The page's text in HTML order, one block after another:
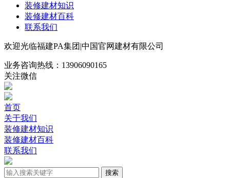
装修建材知识
装修建材百科
联系我们
欢迎光临福建PA集团|中国官网建材有限公司
业务咨询热线： 13906090165
关注微信
首页
关于我们
装修建材知识
装修建材百科
联系我们